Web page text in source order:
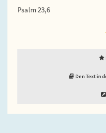
Psalm 23,6
Den Text in